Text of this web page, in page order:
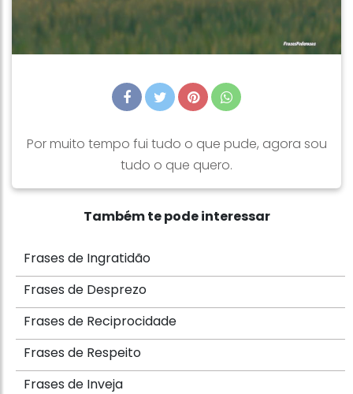
Por muito tempo fui tudo o que pude, agora sou
tudo o que quero.
Também te pode interessar
Frases de Ingratidão
Frases de Desprezo
Frases de Reciprocidade
Frases de Respeito
Frases de Inveja